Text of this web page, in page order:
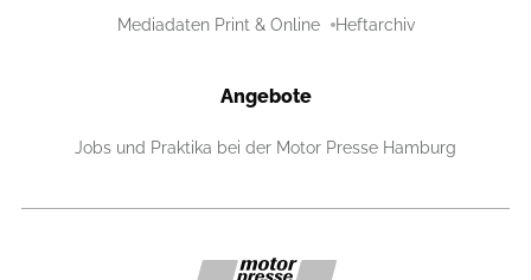
Mediadaten Print & Online Heftarchiv
Angebote
Jobs und Praktika bei der Motor Presse Hamburg